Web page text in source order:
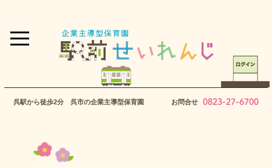
呉駅から徒歩2分 呉市の企業主導型保育園 お問合せ 0823-27-6700